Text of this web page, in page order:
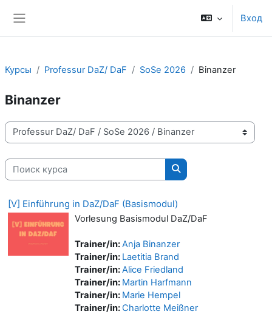
Вход
Курсы Professur DaZ/ DaF SoSe 2026 Binanzer
Binanzer
Категории курсов
Поиск курса
Поиск курса
[V] Einführung in DaZ/DaF (Basismodul)
Vorlesung Basismodul DaZ/DaF
Trainer/in:Anja Binanzer
Trainer/in: Laetitia Brand
Trainer/in:Alice Friedland
Trainer/in: Martin Harfmann
Trainer/in: Marie Hempel
Trainer/in:Charlotte Meißner